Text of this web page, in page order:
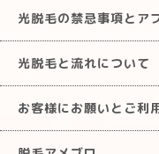
光脱毛の禁忌事項とア
光脱毛と流れについて
お客様にお願いとご利